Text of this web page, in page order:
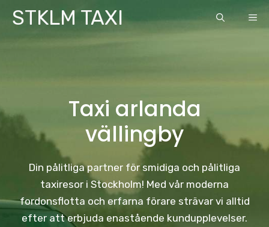
SkipSTKLM TAXI
Taxi arlanda
vällingby
Din pålitliga partner för smidiga och pålitliga
taxiresor i Stockholm! Med vår moderna
fordonsflotta och erfarna förare strävar vi alltid
efter att erbjuda enastående kundupplevelser.